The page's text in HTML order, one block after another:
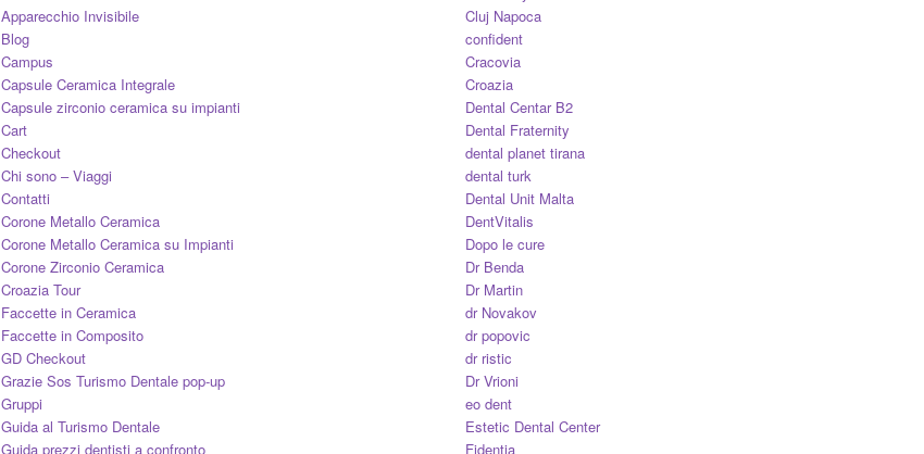
Apparecchio Invisibile
Blog
Campus
Capsule Ceramica Integrale
Capsule zirconio ceramica su impianti
Cart
Checkout
Chi sono – Viaggi
Contatti
Corone Metallo Ceramica
Corone Metallo Ceramica su Impianti
Corone Zirconio Ceramica
Croazia Tour
Faccette in Ceramica
Faccette in Composito
GD Checkout
Grazie Sos Turismo Dentale pop-up
Gruppi
Guida al Turismo Dentale
Guida prezzi dentisti a confronto
Cluj Napoca
confident
Cracovia
Croazia
Dental Centar B2
Dental Fraternity
dental planet tirana
dental turk
Dental Unit Malta
DentVitalis
Dopo le cure
Dr Benda
Dr Martin
dr Novakov
dr popovic
dr ristic
Dr Vrioni
eo dent
Estetic Dental Center
Fidentia